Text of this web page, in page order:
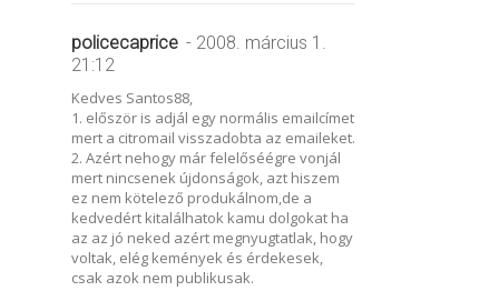
policecaprice - 2008. március 1.
21:12
Kedves Santos88,
1. először is adjál egy normális emailcímet
mert a citromail visszadobta az emaileket.
2. Azért nehogy már felelőséégre vonjál
mert nincsenek újdonságok, azt hiszem
ez nem kötelező produkálnom,de a
kedvedért kitalálhatok kamu dolgokat ha
az az jó neked azért megnyugtatlak, hogy
voltak, elég kemények és érdekesek,
csak azok nem publikusak.